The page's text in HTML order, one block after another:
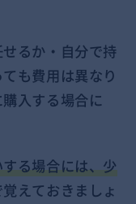
るか・自分で持
も費用は異なり
入する場合に
る場合には、少
えておきましょ